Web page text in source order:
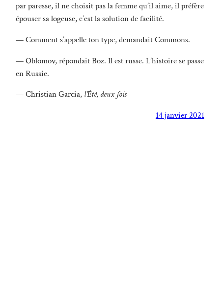
par paresse, il ne choisit pas la femme qu’il aime, il préfère
épouser sa logeuse, c’est la solution de facilité.
— Comment s’appelle ton type, demandait Commons.
— Oblomov, répondait Boz. Il est russe. L’histoire se passe
en Russie.
— Christian Garcia, l’Été, deux fois
14 janvier 2021